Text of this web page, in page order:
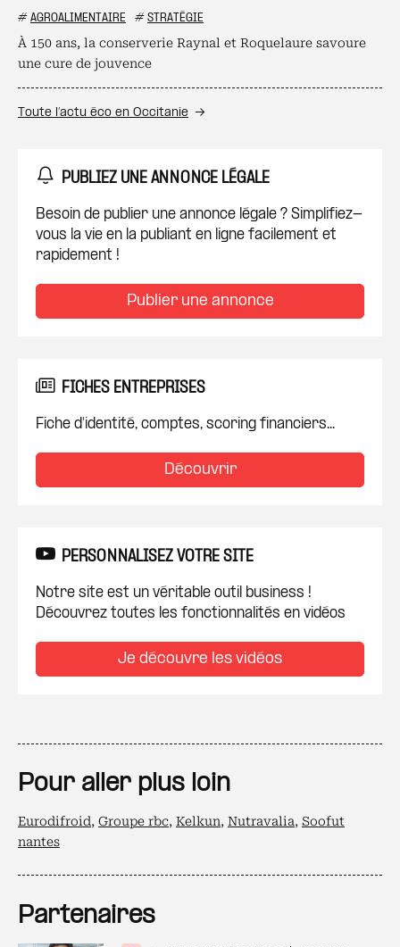
# AGROALIMENTAIRE # STRATÉGIE
À 150 ans, la conserverie Raynal et Roquelaure savoure
une cure de jouvence
Toute l’actu éco en Occitanie
PUBLIEZ UNE ANNONCE LÉGALE
Besoin de publier une annonce légale ? Simplifiez-
vous la vie en la publiant en ligne facilement et
rapidement !
Publier une annonce
FICHES ENTREPRISES
Fiche d'identité, comptes, scoring financiers...
Découvrir
PERSONNALISEZ VOTRE SITE
Notre site est un véritable outil business !
Découvrez toutes les fonctionnalités en vidéos
Je découvre les vidéos
Pour aller plus loin
Eurodifroid, Groupe rbc, Kelkun, Nutravalia, Soofut
nantes
Partenaires